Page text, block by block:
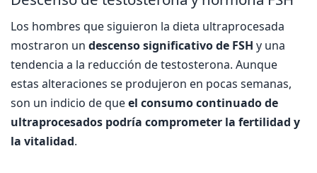
Los hombres que siguieron la dieta ultraprocesada
mostraron un descenso significativo de FSH y una
tendencia a la reducción de testosterona. Aunque
estas alteraciones se produjeron en pocas semanas,
son un indicio de queel consumo continuado de
ultraprocesados podría comprometer la fertilidad y
la vitalidad.